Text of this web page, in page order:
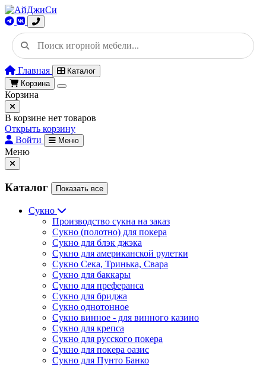
Главная
Каталог
Корзина
Корзина
В корзине нет товаров
Открыть корзину
Войти
Меню
Меню
Каталог Показать все
Сукно
Производство сукна на заказ
Сукно (полотно) для покера
Сукно для блэк джэка
Сукно для американской рулетки
Сукно Сека, Тринька, Свара
Сукно для баккары
Сукно для преферанса
Сукно для бриджа
Сукно однотонное
Сукно винное - для винного казино
Сукно для крепса
Сукно для русского покера
Сукно для покера оазис
Сукно для Пунто Банко